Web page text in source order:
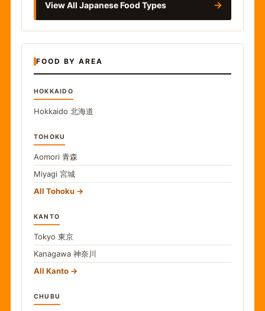
View All Japanese Food Types →
FOOD BY AREA
HOKKAIDO
Hokkaido 北海道
TOHOKU
Aomori 青森
Miyagi 宮城
All Tohoku
KANTO
Tokyo 東京
Kanagawa 神奈川
All Kanto
CHUBU